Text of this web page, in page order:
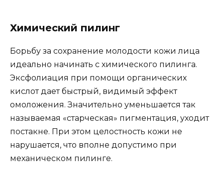
Химический пилинг
Борьбу за сохранение молодости кожи лица
идеально начинать с химического пилинга.
Эксфолиация при помощи органических
кислот дает быстрый, видимый эффект
омоложения. Значительно уменьшается так
называемая «старческая» пигментация, уходит
постакне. При этом целостность кожи не
нарушается, что вполне допустимо при
механическом пилинге.